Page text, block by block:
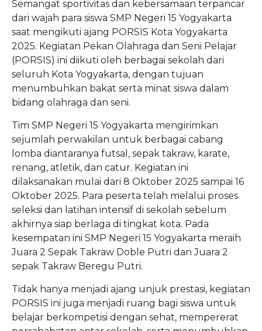
Sekolah Inklusi
Sekolah Ramah Anak
Bimbingan Konseling
Sekolah Siaga Kependudukan
Survei Kepuasan Masyarakat
Semangat sportivitas dan kebersamaan terpancar
dari wajah para siswa SMP Negeri 15 Yogyakarta
saat mengikuti ajang PORSIS Kota Yogyakarta
2025. Kegiatan Pekan Olahraga dan Seni Pelajar
(PORSIS) ini diikuti oleh berbagai sekolah dari
seluruh Kota Yogyakarta, dengan tujuan
menumbuhkan bakat serta minat siswa dalam
bidang olahraga dan seni.
Tim SMP Negeri 15 Yogyakarta mengirimkan
sejumlah perwakilan untuk berbagai cabang
lomba diantaranya futsal, sepak takraw, karate,
renang, atletik, dan catur. Kegiatan ini
dilaksanakan mulai dari 8 Oktober 2025 sampai 16
Oktober 2025. Para peserta telah melalui proses
seleksi dan latihan intensif di sekolah sebelum
akhirnya siap berlaga di tingkat kota. Pada
kesempatan ini SMP Negeri 15 Yogyakarta meraih
Juara 2 Sepak Takraw Doble Putri dan Juara 2
sepak Takraw Beregu Putri.
Tidak hanya menjadi ajang unjuk prestasi, kegiatan
PORSIS ini juga menjadi ruang bagi siswa untuk
belajar berkompetisi dengan sehat, mempererat